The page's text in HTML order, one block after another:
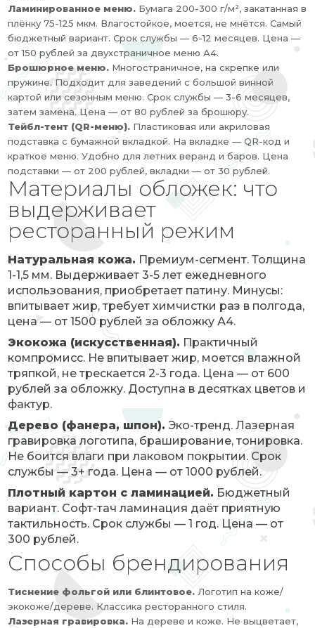
Ламинированное меню. Бумага 200-300 г/м², закатанная в
плёнку 75-125 мкм. Влагостойкое, моется, не мнётся. Самый
бюджетный вариант. Срок службы — 6-12 месяцев. Цена —
от 150 рублей за двухстраничное меню А4.
Брошюрное меню. Многостраничное, на скрепке или
пружине. Подходит для заведений с большой винной
картой или сезонным меню. Срок службы — 3-6 месяцев,
затем замена. Цена — от 80 рублей за брошюру.
Тейбл-тент (QR-меню). Пластиковая или акриловая
подставка с бумажной вкладкой. На вкладке — QR-код и
краткое меню. Удобно для летних веранд и баров. Цена
подставки — от 200 рублей, вкладки — от 30 рублей.
Материалы обложек: что
выдерживает
ресторанный режим
Натуральная кожа. Премиум-сегмент. Толщина
1-1,5 мм. Выдерживает 3-5 лет ежедневного
использования, приобретает патину. Минусы:
впитывает жир, требует химчистки раз в полгода,
цена — от 1500 рублей за обложку А4.
Экокожа (искусственная). Практичный
компромисс. Не впитывает жир, моется влажной
тряпкой, не трескается 2-3 года. Цена — от 600
рублей за обложку. Доступна в десятках цветов и
фактур.
Дерево (фанера, шпон). Эко-тренд. Лазерная
гравировка логотипа, браширование, тонировка.
Не боится влаги при лаковом покрытии. Срок
службы — 3+ года. Цена — от 1000 рублей.
Плотный картон с ламинацией. Бюджетный
вариант. Софт-тач ламинация даёт приятную
тактильность. Срок службы — 1 год. Цена — от
300 рублей.
Способы брендирования
Тиснение фольгой или блинтовое. Логотип на коже/
экокоже/дереве. Классика ресторанного стиля.
Лазерная гравировка. На дереве и коже. Не выцветает,